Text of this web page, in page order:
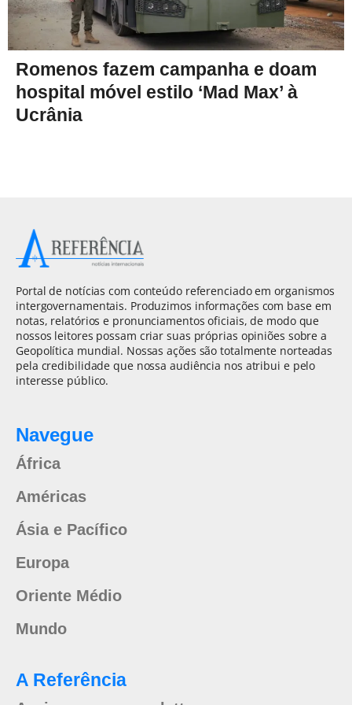
Romenos fazem campanha e doam
hospital móvel estilo ‘Mad Max’ à
Ucrânia
Portal de notícias com conteúdo referenciado em organismos
intergovernamentais. Produzimos informações com base em
notas, relatórios e pronunciamentos oficiais, de modo que
nossos leitores possam criar suas próprias opiniões sobre a
Geopolítica mundial. Nossas ações são totalmente norteadas
pela credibilidade que nossa audiência nos atribui e pelo
interesse público.
Navegue
África
Américas
Ásia e Pacífico
Europa
Oriente Médio
Mundo
A Referência